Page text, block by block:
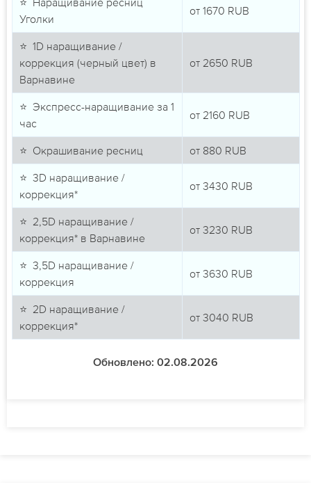
Уголки
от 1670 RUB
⭐ 1D наращивание /
коррекция (черный цвет) в
Варнавине
от 2650 RUB
⭐ Экспресс-наращивание за 1
час
от 2160 RUB
⭐ Окрашивание ресниц от 880 RUB
⭐ 3D наращивание /
коррекция*
от 3430 RUB
⭐ 2,5D наращивание /
коррекция* в Варнавине
от 3230 RUB
⭐ 3,5D наращивание /
коррекция
от 3630 RUB
⭐ 2D наращивание /
коррекция*
от 3040 RUB
Обновлено: 02.08.2026